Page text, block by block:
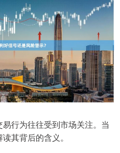
行为往往受到市场关注。当
其背后的含义。